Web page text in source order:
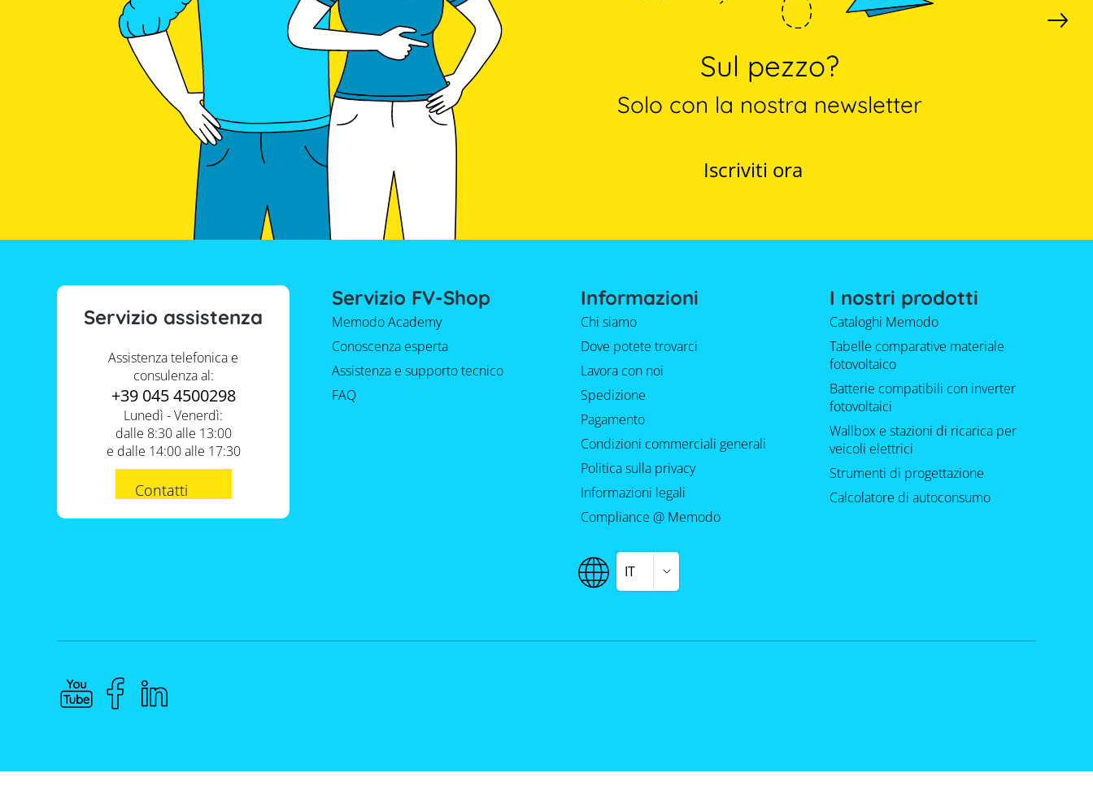
Sul pezzo?
Solo con la nostra newsletter
Iscriviti ora
Servizio assistenza
Assistenza telefonica e
consulenza al:
+39 045 4500298
Lunedì - Venerdì:
dalle 8:30 alle 13:00
e dalle 14:00 alle 17:30
Contatti
Servizio FV-Shop
Memodo Academy
Conoscenza esperta
Assistenza e supporto tecnico
FAQ
Informazioni
Chi siamo
Dove potete trovarci
Lavora con noi
Spedizione
Pagamento
Condizioni commerciali generali
Politica sulla privacy
Informazioni legali
Compliance @ Memodo
I nostri prodotti
Cataloghi Memodo
Tabelle comparative materiale
fotovoltaico
Batterie compatibili con inverter
fotovoltaici
Wallbox e stazioni di ricarica per
veicoli elettrici
Strumenti di progettazione
Calcolatore di autoconsumo
IT